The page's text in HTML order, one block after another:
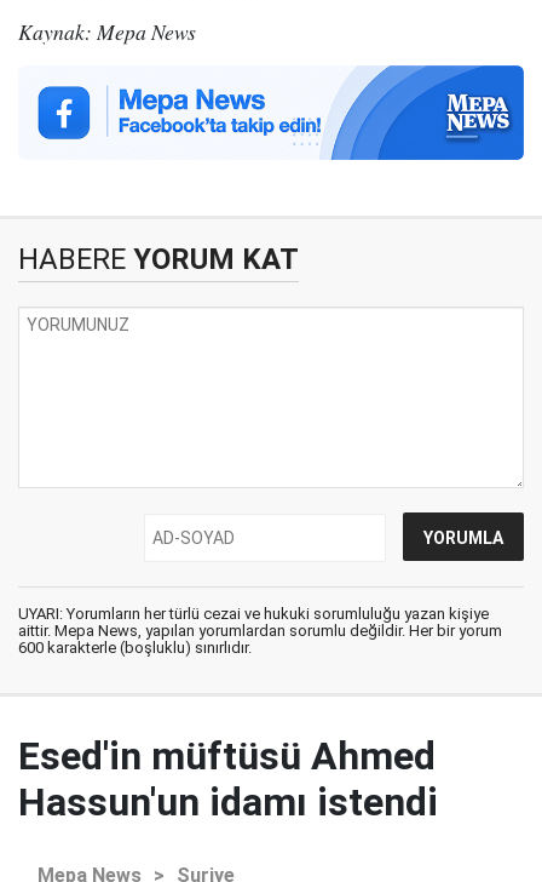
Kaynak: Mepa News
HABERE YORUM KAT
UYARI: Yorumların her türlü cezai ve hukuki sorumluluğu yazan kişiye
aittir. Mepa News, yapılan yorumlardan sorumlu değildir. Her bir yorum
600 karakterle (boşluklu) sınırlıdır.
Esed'in müftüsü Ahmed
Hassun'un idamı istendi
Mepa News > Suriye